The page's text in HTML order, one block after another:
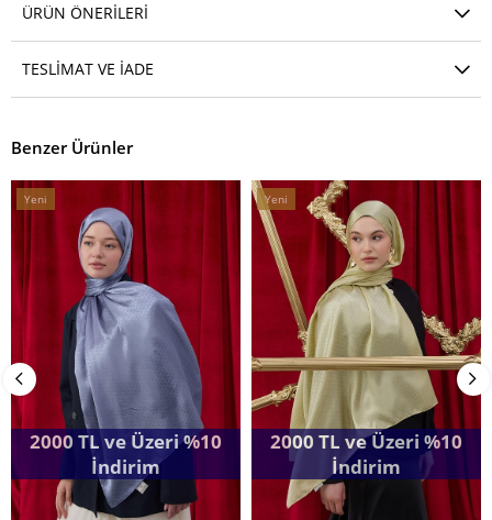
ÜRÜN ÖNERILERI
TESLIMAT VE İADE
Benzer Ürünler
Yeni
2000 TL ve Üzeri %10
İndirim
Yeni
Ürün
2000 TL ve Üzeri %10
İndirim